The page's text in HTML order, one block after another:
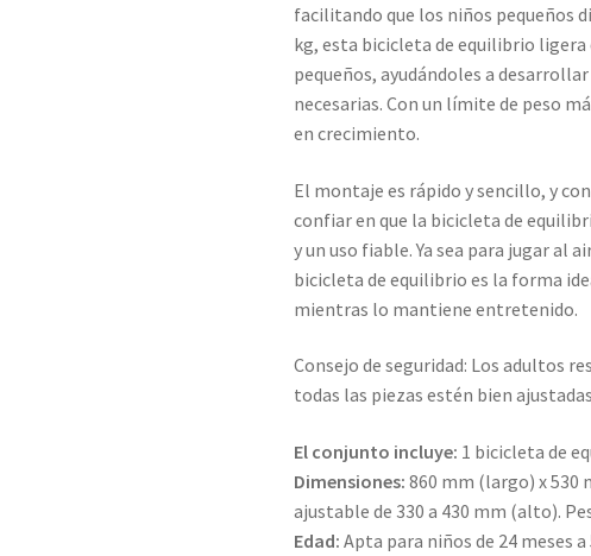
facilitando que los niños pequeños
kg, esta bicicleta de equilibrio
pequeños, ayudándoles a
necesarias. Con un límite de peso
en crecimiento.
El montaje es rápido y sencillo, y
confiar en que la bicicleta de
y un uso fiable. Ya sea para jugar al
bicicleta de equilibrio es la forma
mientras lo mantiene entretenido.
Consejo de seguridad: Los adultos
todas las piezas estén bien
El conjunto incluye: 1 bicicleta de
Dimensiones: 860 mm (largo) x 530
ajustable de 330 a 430 mm (alto).
Edad: Apta para niños de 24 meses a